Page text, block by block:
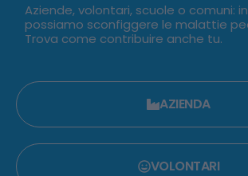
Aziende, volontari, scuole o comuni:
possiamo sconfiggere le malattie
Trova come contribuire anche tu.
AZIENDA
VOLONTARI